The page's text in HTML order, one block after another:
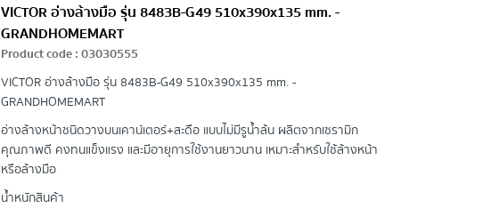
VICTOR อ่างล้างมือ รุ่น 8483B-G49 510x390x135 mm. -
GRANDHOMEMART
Product code:03030555
VICTOR อ่างล้างมือ รุ่น 8483B-G49 510x390x135 mm. -
GRANDHOMEMART
อ่างล้างหน้าชนิดวางบนเคาน์เตอร์+สะดือ แบบไม่มีรูน้ำล้น ผลิตจากเซรามิก
คุณภาพดี คงทนแข็งแรง และมีอายุการใช้งานยาวนาน เหมาะสำหรับใช้ล้างหน้า
หรือล้างมือ
น้ำหนักสินค้า